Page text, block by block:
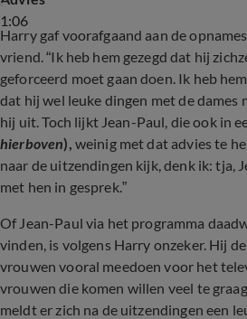
1:06
Harry gaf voorafgaand aan de
vriend. “Ik heb hem gezegd dat hij
geforceerd moet gaan doen. Ik heb
dat hij wel leuke dingen met de dames
hij uit. Toch lijkt Jean-Paul, die ook in
hierboven), weinig met dat advies te
naar de uitzendingen kijk, denk ik: tja,
met hen in gesprek.”
Of Jean-Paul via het programma
vinden, is volgens Harry onzeker. Hij
vrouwen vooral meedoen voor het
vrouwen die komen willen veel te
meldt er zich na de uitzendingen een